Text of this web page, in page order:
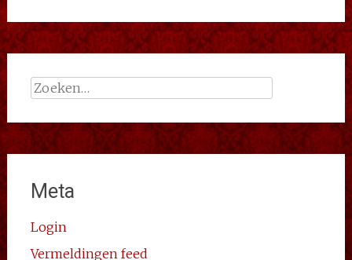
Zoeken
Meta
Login
Vermeldingen feed